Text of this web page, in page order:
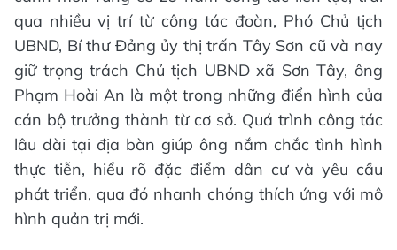
qua nhiều vị trí từ công tác đoàn, Phó Chủ tịch
UBND, Bí thư Đảng ủy thị trấn Tây Sơn cũ và nay
giữ trọng trách Chủ tịch UBND xã Sơn Tây, ông
Phạm Hoài An là một trong những điển hình của
cán bộ trưởng thành từ cơ sở. Quá trình công tác
lâu dài tại địa bàn giúp ông nắm chắc tình hình
thực tiễn, hiểu rõ đặc điểm dân cư và yêu cầu
phát triển, qua đó nhanh chóng thích ứng với mô
hình quản trị mới.